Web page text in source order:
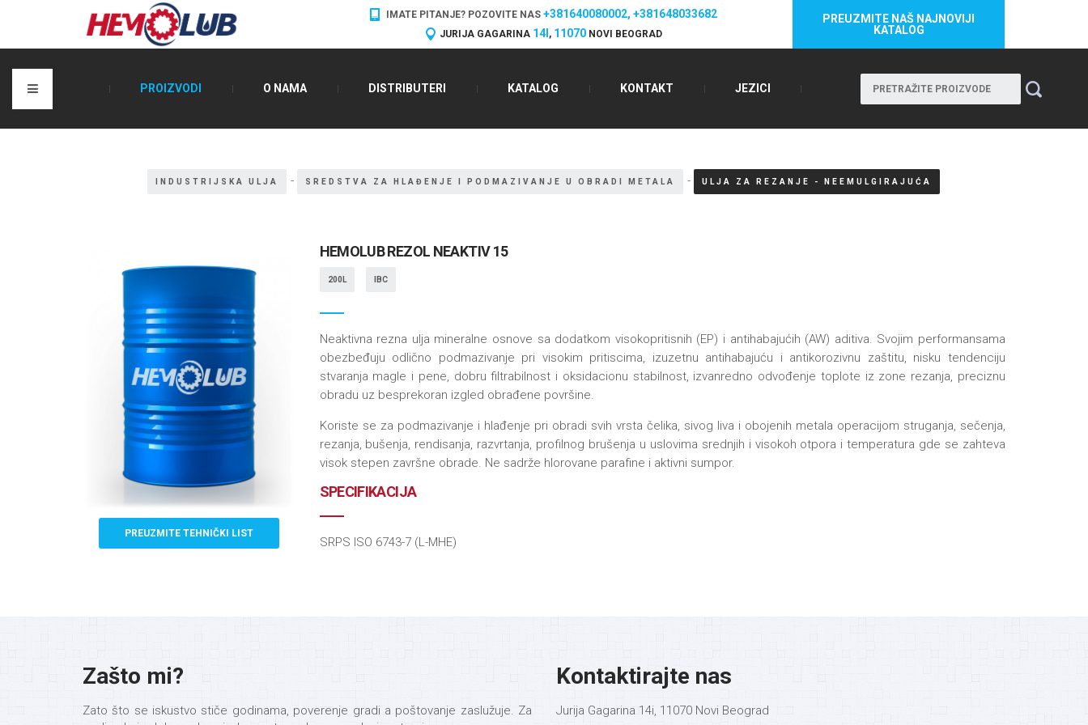
IMATE PITANJE? POZOVITE NAS +381640080002, +381648033682
JURIJA GAGARINA 14I , 11070 NOVI BEOGRAD
PREUZMITE NAŠ NAJNOVIJI
KATALOG
PROIZVODI O NAMA DISTRIBUTERI KATALOG KONTAKT JEZICI
INDUSTRIJSKA ULJA - SREDSTVA ZA HLAĐENJE I PODMAZIVANJE U OBRADI METALA - ULJA ZA REZANJE - NEEMULGIRAJUĆA
PREUZMITE TEHNIČKI LIST
HEMOLUB REZOL NEAKTIV 15
200L IBC
Neaktivna rezna ulja mineralne osnove sa dodatkom visokopritisnih (EP) i antihabajućih (AW) aditiva. Svojim performansama
obezbeđuju odlično podmazivanje pri visokim pritiscima, izuzetnu antihabajuću i antikorozivnu zaštitu, nisku tendenciju
stvaranja magle i pene, dobru filtrabilnost i oksidacionu stabilnost, izvanredno odvođenje toplote iz zone rezanja, preciznu
obradu uz besprekoran izgled obrađene površine.
Koriste se za podmazivanje i hlađenje pri obradi svih vrsta čelika, sivog liva i obojenih metala operacijom struganja, sečenja,
rezanja, bušenja, rendisanja, razvrtanja, profilnog brušenja u uslovima srednjih i visokoh otpora i temperatura gde se zahteva
visok stepen završne obrade. Ne sadrže hlorovane parafine i aktivni sumpor.
SPECIFIKACIJA
SRPS ISO 6743-7 (L-MHE)
Zašto mi?
Zato što se iskustvo stiče godinama, poverenje gradi a poštovanje zaslužuje. Za
Kontaktirajte nas
Jurija Gagarina 14i, 11070 Novi Beograd